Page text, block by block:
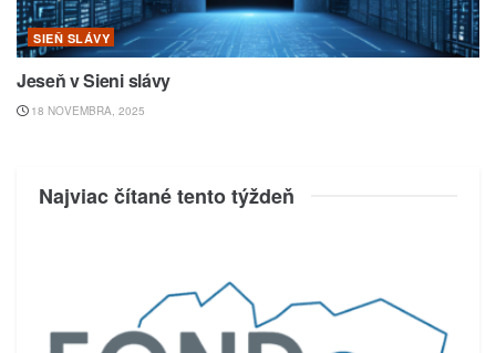
SIEŇ SLÁVY
Jeseň v Sieni slávy
18 NOVEMBRA, 2025
Najviac čítané tento týždeň